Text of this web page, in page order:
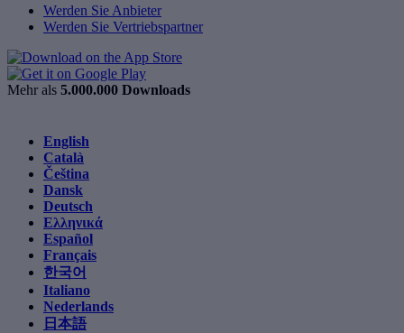
Werden Sie Anbieter
Werden Sie Vertriebspartner
Mehr als 5.000.000 Downloads
English
Català
Čeština
Dansk
Deutsch
Ελληνικά
Español
Français
한국어
Italiano
Nederlands
日本語